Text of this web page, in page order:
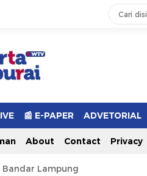
Terkini
📰 E-PAPER ADVETORIAL
About Contact Privacy
Bandar Lampung